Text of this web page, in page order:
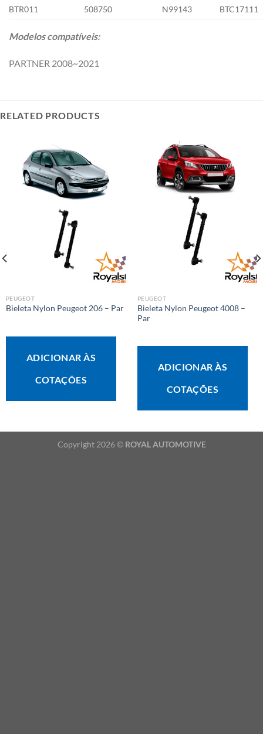
BTR011 508750 N99143 BTC17111
Modelos compatíveis:
PARTNER 2008~2021
RELATED PRODUCTS
PEUGEOT
Bieleta Nylon Peugeot 206 – Par
ADICIONAR ÀS
COTAÇÕES
PEUGEOT
Bieleta Nylon Peugeot 4008 –
Par
ADICIONAR ÀS
COTAÇÕES
Copyright 2026 © ROYAL AUTOMOTIVE